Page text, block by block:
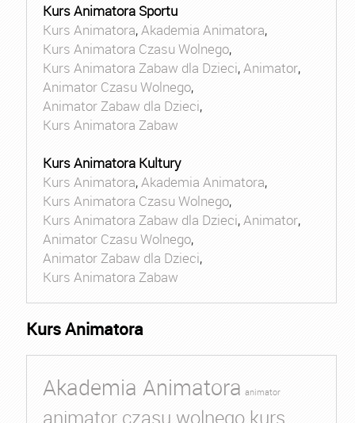
Kurs Animatora Sportu
Kurs Animatora,Akademia Animatora,
Kurs Animatora Czasu Wolnego,
Kurs Animatora Zabaw dla Dzieci,Animator,
Animator Czasu Wolnego,
Animator Zabaw dla Dzieci,
Kurs Animatora Zabaw
Kurs Animatora Kultury
Kurs Animatora,Akademia Animatora,
Kurs Animatora Czasu Wolnego,
Kurs Animatora Zabaw dla Dzieci,Animator,
Animator Czasu Wolnego,
Animator Zabaw dla Dzieci,
Kurs Animatora Zabaw
Kurs Animatora
Akademia Animatora animator
animator czasu wolnego kurs